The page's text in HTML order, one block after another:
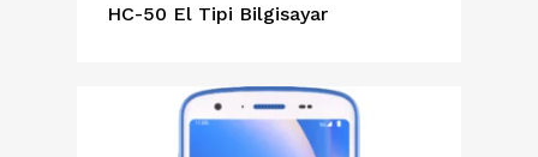
HC-50 El Tipi Bilgisayar